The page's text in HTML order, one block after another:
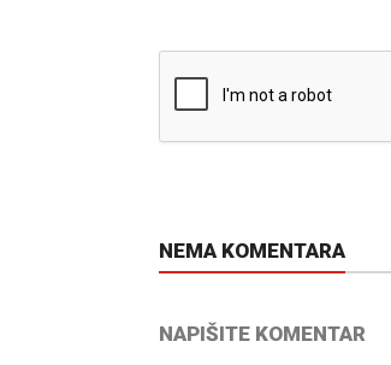
NEMA KOMENTARA
NAPIŠITE KOMENTAR